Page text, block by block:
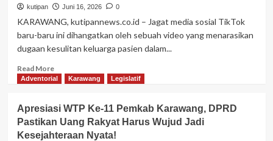
Meriahkan
Situ
Buleud
dengan
Jalan
dan
Pengobatan
kutipan Juni 16, 2026 0
KARAWANG, kutipannews.co.id – Jagat media sosial TikTok
baru-baru ini dihangatkan oleh sebuah video yang menarasikan
dugaan kesulitan keluarga pasien dalam...
Read MoreRead
more
Isu
Viral
di
Adventorial Karawang Legislatif
Apresiasi WTP Ke-11 Pemkab Karawang, DPRD
Pastikan Uang Rakyat Harus Wujud Jadi
Kesejahteraan Nyata!